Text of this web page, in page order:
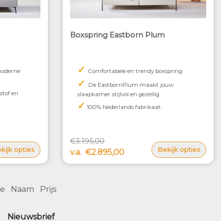
en
opties
Boxspring Eastborn Plum
✓ Comfortabele en trendy boxspring.
✓
De EastbornPlum maakt jouw
slaapkamer stijlvol en gezellig.
✓ 100% Nederlands fabrikaat.
€3.195,00
v.a. €2.895,00 Bekijk opties
Naam Prijs
Nieuwsbrief